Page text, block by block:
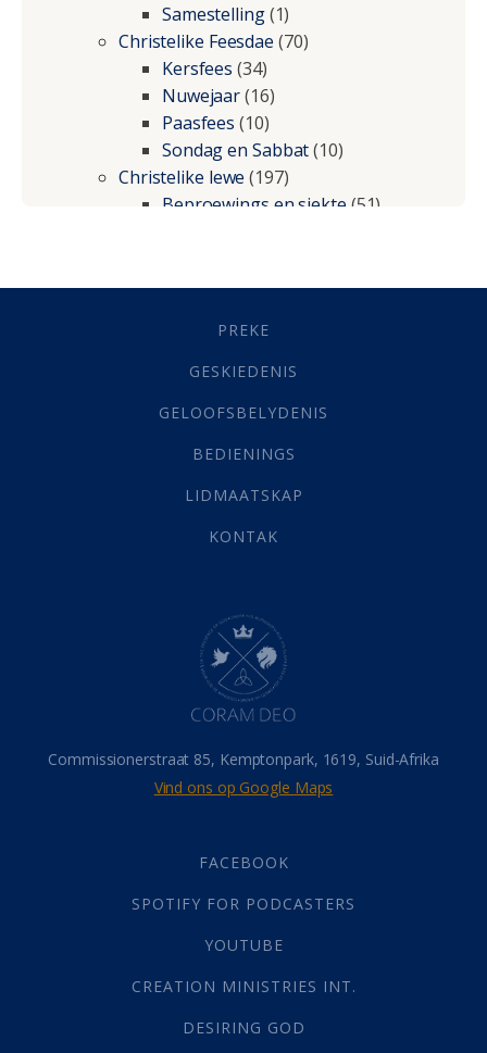
Samestelling(1)
Christelike Feesdae (70)
Kersfees (34)
Nuwejaar(16)
Paasfees (10)
Sondag en Sabbat(10)
Christelike lewe (197)
Beproewings en siekte(51)
Geestelike Groei(10)
(21)
Grys Areas(4)
Lewensdoel(3)
Selfondersoek(1)
Werk(22)
(142)
Hemel (31)
Israel (14)
Millennium(1)
Oordeelsdag(19)
Verheerlikte liggaam
Wederkoms
(27)
Gebed(87)
Die Onse Vader(12)
God(392)
Afgode(23)
Almag(1)
Alomteenwoordig
PREKE
GESKIEDENIS
GELOOFSBELYDENIS
BEDIENINGS
LIDMAATSKAP
KONTAK
Commissionerstraat 85, Kemptonpark, 1619, Suid-Afrika
Vind ons op Google Maps
FACEBOOK
SPOTIFY FOR PODCASTERS
YOUTUBE
CREATION MINISTRIES INT.
DESIRING GOD